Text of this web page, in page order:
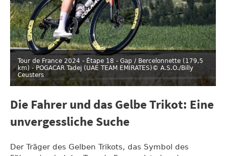
Tour de France 2024 - Étape 18 - Gap / Bercelonnette (179,5
km) - POGACAR Tadej (UAE TEAM EMIRATES)© A.S.O./Billy
Ceusters
Die Fahrer und das Gelbe Trikot: Eine
unvergessliche Suche
Der Träger des Gelben Trikots, das Symbol des